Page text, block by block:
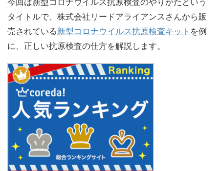
タイトルで、株式会社リードアライアンスさんから販
売されている新型コロナウイルス抗原検査キット を例
に、正しい抗原検査の仕方を解説します。